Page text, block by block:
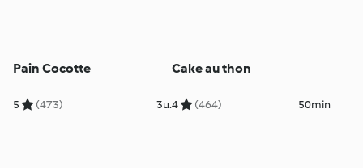
Pain Cocotte
5 (473) 3u.
Cake au thon
4 (464) 50min